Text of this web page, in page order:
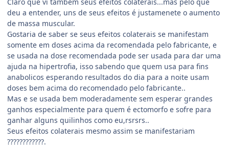
deu a entender, uns de seus efeitos é justamenete o aumento
de massa muscular.
Gostaria de saber se seus efeitos colaterais se manifestam
somente em doses acima da recomendada pelo fabricante, e
se usada na dose recomendada pode ser usada para dar uma
ajuda na hipertrofia, isso sabendo que quem usa para fins
anabolicos esperando resultados do dia para a noite usam
doses bem acima do recomendado pelo fabricante..
Mas e se usada bem moderadamente sem esperar grandes
ganhos especialmente para quem é ectomorfo e sofre para
ganhar alguns quilinhos como eu,rsrsrs..
Seus efeitos colaterais mesmo assim se manifestariam
????????????.